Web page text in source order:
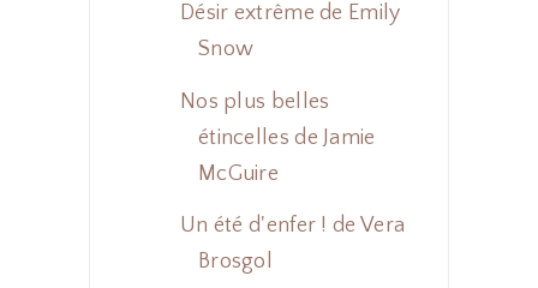
Désir extrême de Emily
Snow
Nos plus belles
étincelles de Jamie
McGuire
Un été d'enfer ! de Vera
Brosgol